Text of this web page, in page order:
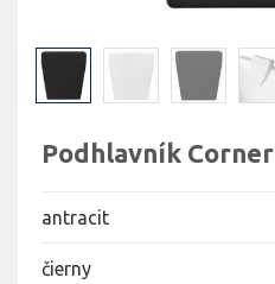
Podhlavník Corner
antracit
čierny